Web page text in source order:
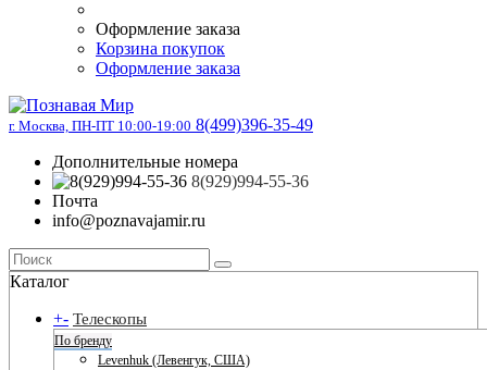
Оформление заказа
Корзина покупок
Оформление заказа
г. Москва, ПН-ПТ 10:00-19:00 8(499)396-35-49
Дополнительные номера
8(929)994-55-36
Почта
info@poznavajamir.ru
Каталог
+- Телескопы
По бренду
Levenhuk (Левенгук, США)